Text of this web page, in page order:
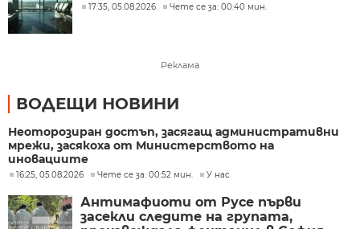
17:35, 05.08.2026 Чете се за: 00:40 мин.
Реклама
ВОДЕЩИ НОВИНИ
Неоторозиран достъп, засягащ административни
мрежи, засякоха от Министерството на
иновациите
16:25, 05.08.2026 Чете се за: 00:52 мин. У нас
Антимафиоти от Русе първи
засекли следите на групата,